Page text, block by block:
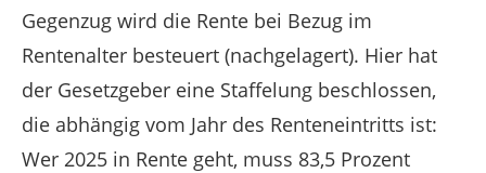
Gegenzug wird die Rente bei Bezug im
Rentenalter besteuert (nachgelagert). Hier hat
der Gesetzgeber eine Staffelung beschlossen,
die abhängig vom Jahr des Renteneintritts ist:
Wer 2025 in Rente geht, muss 83,5 Prozent